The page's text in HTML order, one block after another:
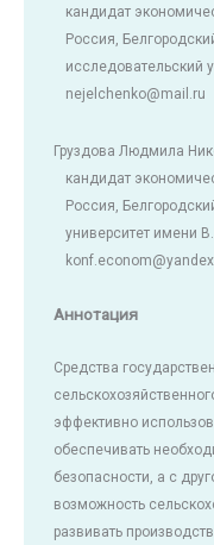
кандидат
Россия,
исследовательский
nejelchenko@mail.ru
Груздова Людмила
кандидат
Россия,
университет имени
Аннотация
Средства
эффективно
обеспечивать
безопасности, а с
возможность
развивать